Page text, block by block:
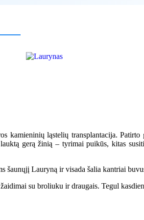
kamieninių ląstelių transplantacija.
gerą žinią – tyrimai puikūs, kitas
šaunųjį Lauryną ir visada šalia kantriai
su broliuku ir draugais. Tegul